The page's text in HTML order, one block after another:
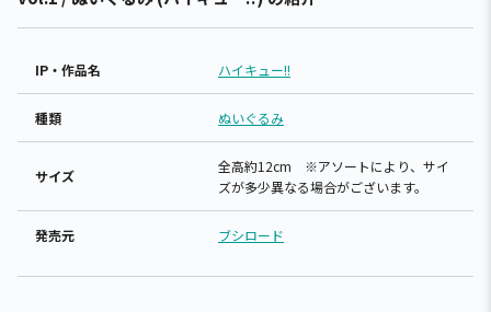
IP・作品名 ハイキュー!!
種類 ぬいぐるみ
サイズ
全高約12cm ※アソートにより、サイ
ズが多少異なる場合がございます。
発売元 ブシロード